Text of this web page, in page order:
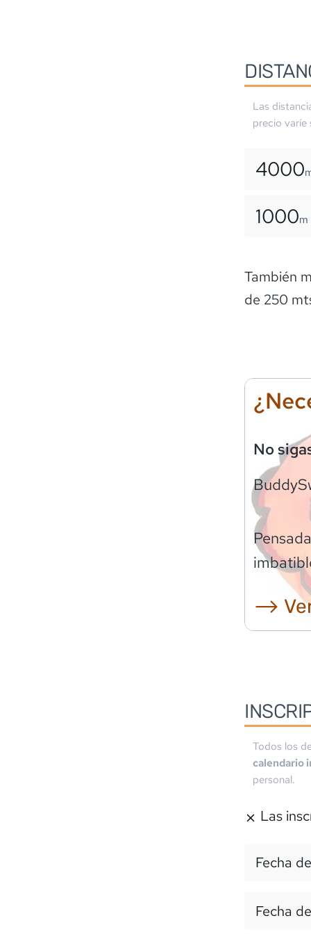
Las
precio varíe
4000
1000m
También
de 250
No
⟶
Todos los
calendario
personal.
Las
Fecha
Fecha